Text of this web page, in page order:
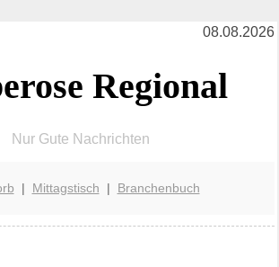
08.08.2026
Regional
Nur Gute Nachrichten
| Mittagstisch | Branchenbuch